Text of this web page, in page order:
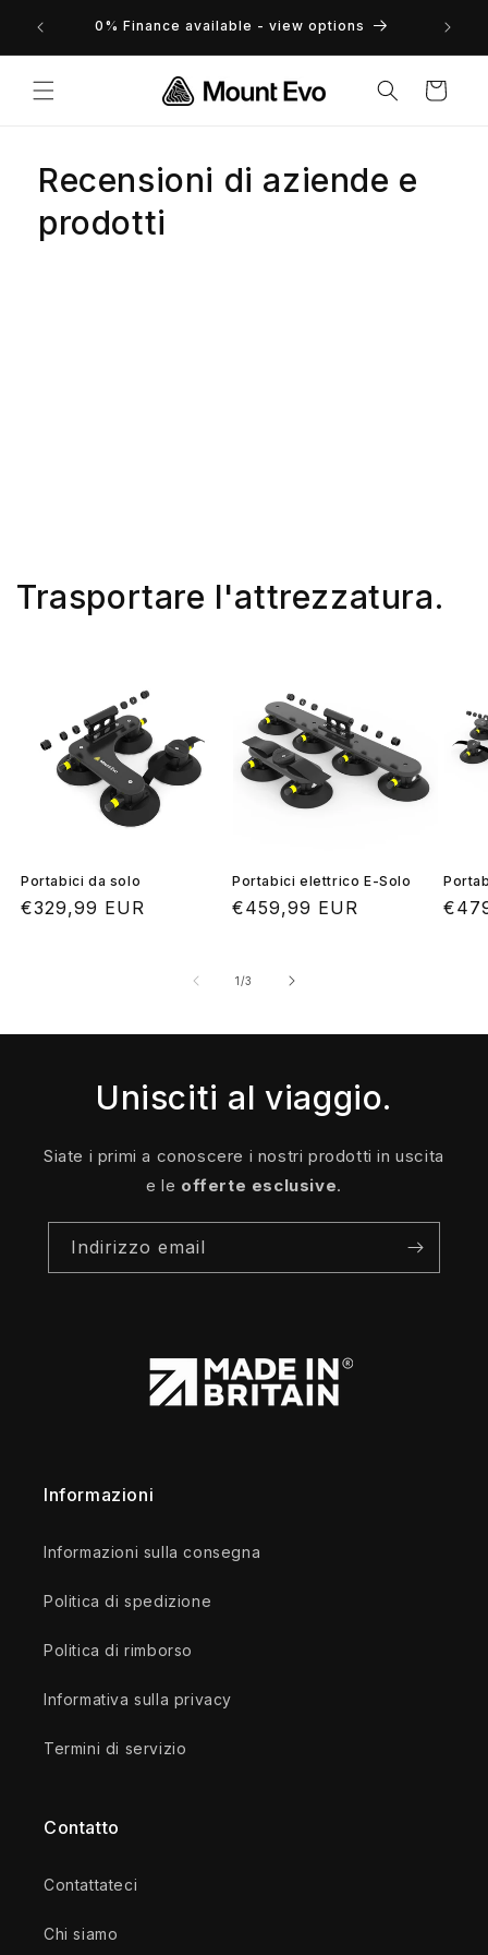
direttamente0% Finance available - view options
Carrello
Recensioni di aziende e
prodotti
Trasportare l'attrezzatura.
Portabici da solo
Prezzo
€329,99 EUR
Portabici elettrico E-Solo
Prezzo
€459,99 EUR
1/su
3
Unisciti al viaggio.
Siate i primi a conoscere i nostri prodotti in uscita
e le offerte esclusive.
Indirizzo email
Informazioni
Informazioni sulla consegna
Politica di spedizione
Politica di rimborso
Informativa sulla privacy
Termini di servizio
Contatto
Contattateci
Chi siamo